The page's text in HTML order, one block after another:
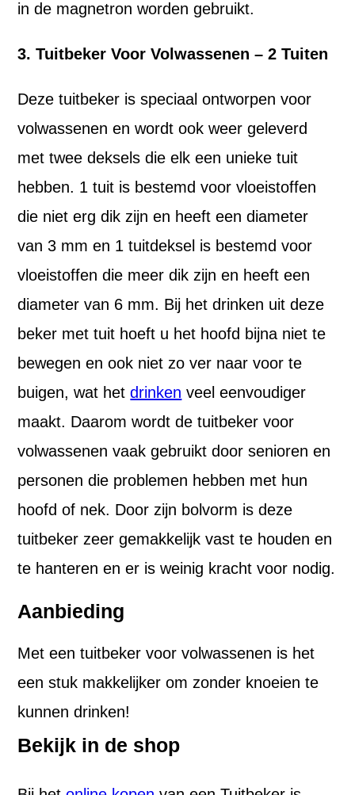
in de magnetron worden gebruikt.
3. Tuitbeker Voor Volwassenen – 2 Tuiten
Deze tuitbeker is speciaal ontworpen voor
volwassenen en wordt ook weer geleverd
met twee deksels die elk een unieke tuit
hebben. 1 tuit is bestemd voor vloeistoffen
die niet erg dik zijn en heeft een diameter
van 3 mm en 1 tuitdeksel is bestemd voor
vloeistoffen die meer dik zijn en heeft een
diameter van 6 mm. Bij het drinken uit deze
beker met tuit hoeft u het hoofd bijna niet te
bewegen en ook niet zo ver naar voor te
buigen, wat hetdrinken veel eenvoudiger
maakt. Daarom wordt de tuitbeker voor
volwassenen vaak gebruikt door senioren en
personen die problemen hebben met hun
hoofd of nek. Door zijn bolvorm is deze
tuitbeker zeer gemakkelijk vast te houden en
te hanteren en er is weinig kracht voor nodig.
Aanbieding
Met een tuitbeker voor volwassenen is het
een stuk makkelijker om zonder knoeien te
kunnen drinken!
Bekijk in de shop